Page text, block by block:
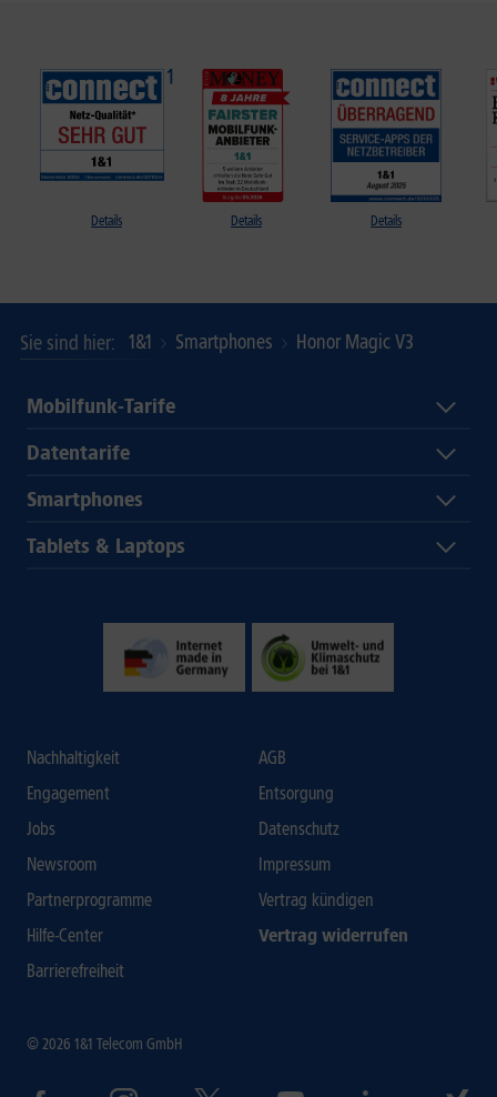
Details Details Details
Sie sind hier 1&1 Smartphones Honor Magic V3
Mobilfunk-Tarife
Datentarife
Smartphones
Tablets & Laptops
Nachhaltigkeit
Engagement
Jobs
Newsroom
Partnerprogramme
Hilfe-Center
Barrierefreiheit
AGB
Entsorgung
Datenschutz
Impressum
Vertrag kündigen
Vertrag widerrufen
© 2026 1&1 Telecom GmbH